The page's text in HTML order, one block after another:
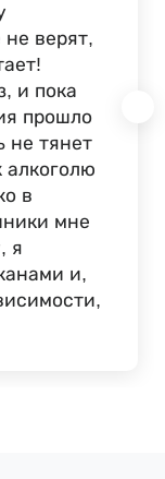
верят,
и пока
прошло
не тянет
в
мне
я
и,